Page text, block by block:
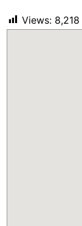
Views: 8,218